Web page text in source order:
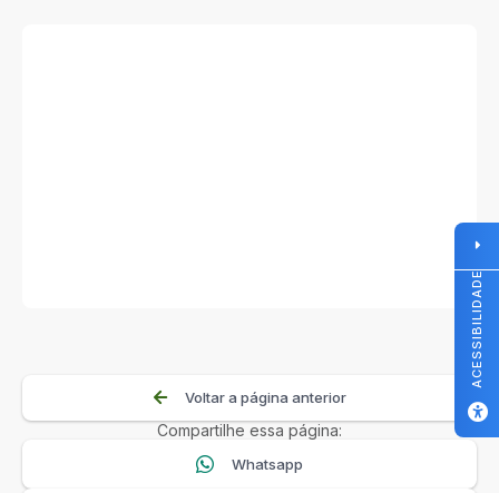
Voltar a página anterior
Compartilhe essa página:
Whatsapp
ACESSIBILIDADE